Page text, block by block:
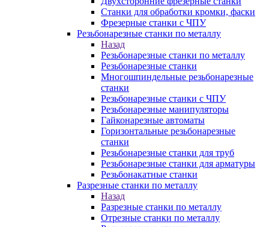
Станки для обработки кромки, фаски
Фрезерные станки с ЧПУ
Резьбонарезные станки по металлу
Назад
Резьбонарезные станки по металлу
Резьбонарезные станки
Многошпиндельные резьбонарезные
станки
Резьбонарезные станки с ЧПУ
Резьбонарезные манипуляторы
Гайконарезные автоматы
Горизонтальные резьбонарезные
станки
Резьбонарезные станки для труб
Резьбонарезные станки для арматуры
Резьбонакатные станки
Разрезные станки по металлу
Назад
Разрезные станки по металлу
Отрезные станки по металлу